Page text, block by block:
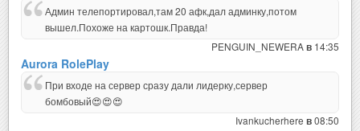
Админ телепортировал,там 20 афк,дал админку,потом
вышел.Похоже на картошк.Правда!
PENGUIN_NEWERAв 14:35
Aurora RolePlay
При входе на сервер сразу дали лидерку,сервер
бомбовый😍😍😍
Ivankucherhere в08:50